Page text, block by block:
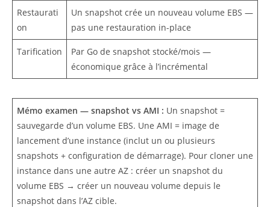
Restaurati
on
Un snapshot crée un nouveau volume EBS —
pas une restauration in-place
Tarification
Par Go de snapshot stocké/mois —
économique grâce à l’incrémental
Mémo examen — snapshot vs AMI : Un snapshot =
sauvegarde d’un volume EBS. Une AMI = image de
lancement d’une instance (inclut un ou plusieurs
snapshots + configuration de démarrage). Pour cloner une
instance dans une autre AZ : créer un snapshot du
volume EBS → créer un nouveau volume depuis le
snapshot dans l’AZ cible.